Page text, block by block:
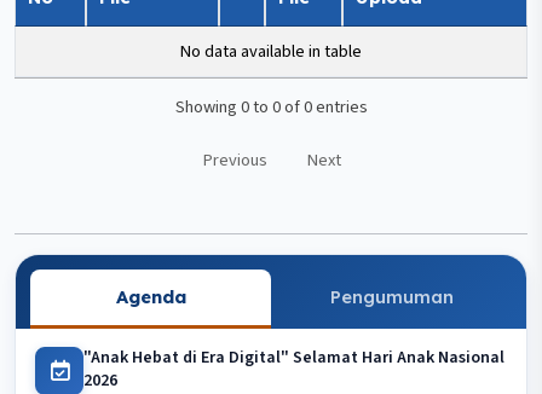
No data available in table
Showing 0 to 0 of 0 entries
Previous Next
Agenda Pengumuman
"Anak Hebat di Era Digital" Selamat Hari Anak Nasional
2026